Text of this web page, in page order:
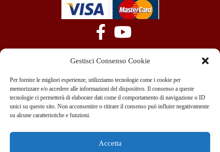
Gestisci Consenso Cookie
Per fornire le migliori esperienze, utilizziamo tecnologie come i cookie per
memorizzare e/o accedere alle informazioni del dispositivo. Il consenso a queste
tecnologie ci permetterà di elaborare dati come il comportamento di navigazione o ID
unici su questo sito. Non acconsentire o ritirare il consenso può influire negativamente
su alcune caratteristiche e funzioni.
Accetta
+39 351 970 89 33
info@teammotor.it